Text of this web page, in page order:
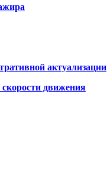
актуализации
движения